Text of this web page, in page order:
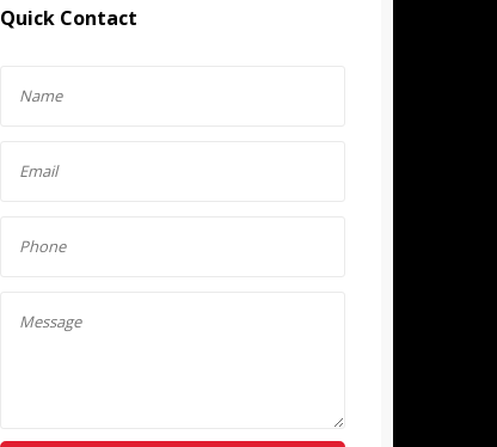
Quick Contact